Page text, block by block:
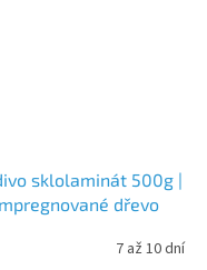
sklolaminát 500g |
dřevo
7 až 10 dní